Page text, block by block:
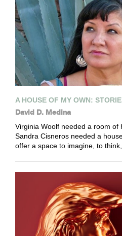
A HOUSE OF MY OWN:
David D. Medina
Virginia Woolf needed a room of
Sandra Cisneros needed a
offer a space to imagine, to